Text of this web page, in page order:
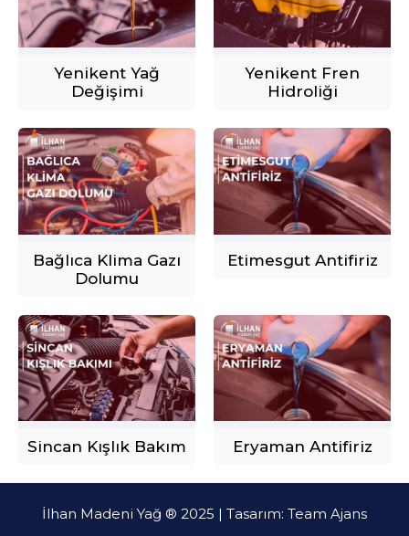
Yenikent Yağ
Değişimi
Yenikent Fren
Hidroliği
Bağlıca Klima Gazı
Dolumu
Etimesgut Antifiriz
Sincan Kışlık Bakım Eryaman Antifiriz
İlhan Madeni Yağ ® 2025 | Tasarım: Team Ajans